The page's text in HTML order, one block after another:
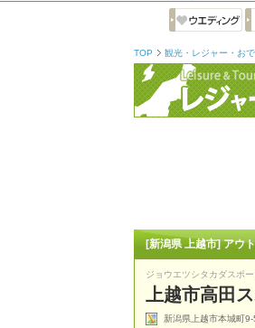
TOP 観光・レジャー・お
[新潟県 上越市] アウ
ジョウエツシタカダスポ
上越市高田
新潟県上越市本城町